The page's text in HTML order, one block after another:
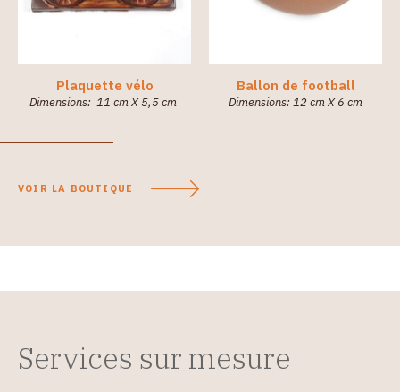
Plaquette vélo
Dimensions: 11 cm X 5,5 cm
Ballon de football
Dimensions: 12 cm X 6 cm
VOIR LA BOUTIQUE
Services sur mesure